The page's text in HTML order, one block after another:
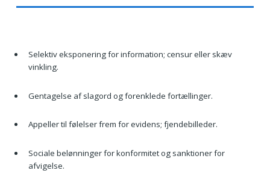
Selektiv eksponering for information; censur eller skæv
vinkling.
Gentagelse af slagord og forenklede fortællinger.
Appeller til følelser frem for evidens; fjendebilleder.
Sociale belønninger for konformitet og sanktioner for
afvigelse.